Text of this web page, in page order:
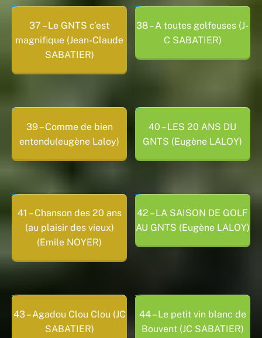
37 – Le GNTS c’est
magnifique (Jean-Claude
SABATIER)
38 – A toutes golfeuses (J-
C SABATIER)
39 – Comme de bien
entendu(eugène Laloy)
40 – LES 20 ANS DU
GNTS (Eugène LALOY)
41 – Chanson des 20 ans
(au plaisir des vieux)
(Emile NOYER)
42 – LA SAISON DE GOLF
AU GNTS (Eugène LALOY)
43 – Agadou Clou Clou (JC
SABATIER)
44 – Le petit vin blanc de
Bouvent (JC SABATIER)